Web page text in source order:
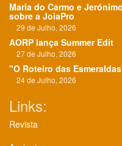
Maria do Carmo e
sobre a JoiaPro
29 de Julho, 2026
AORP lança Summer Edit
27 de Julho, 2026
"O Roteiro das
24 de Julho, 2026
Links:
Revista